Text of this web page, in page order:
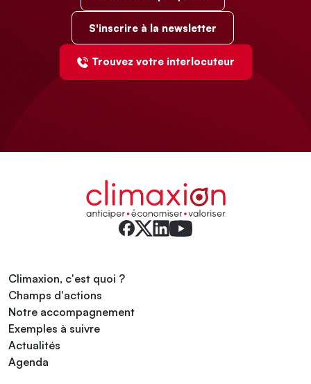
S'inscrire à la newsletter
Trouvez votre interlocuteur
Climaxion, c'est quoi ?
Champs d'actions
Notre accompagnement
Exemples à suivre
Actualités
Agenda